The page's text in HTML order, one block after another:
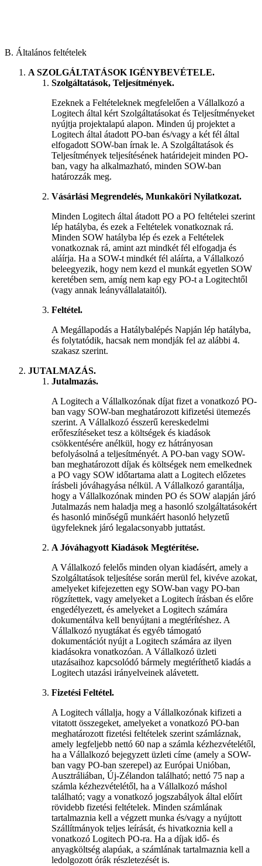
B. Általános feltételek
A SZOLGÁLTATÁSOK IGÉNYBEVÉTELE.
Szolgáltatások, Teljesítmények.
Ezeknek a Feltételeknek megfelelően a Vállalkozó a
Logitech által kért Szolgáltatásokat és Teljesítményeket
nyújtja projektalapú alapon. Minden új projektet a
Logitech által átadott PO-ban és/vagy a két fél által
elfogadott SOW-ban írnak le. A Szolgáltatások és
Teljesítmények teljesítésének határidejeit minden PO-
ban, vagy ha alkalmazható, minden SOW-ban
határozzák meg.
Vásárlási Megrendelés, Munkaköri Nyilatkozat.
Minden Logitech által átadott PO a PO feltételei szerint
lép hatályba, és ezek a Feltételek vonatkoznak rá.
Minden SOW hatályba lép és ezek a Feltételek
vonatkoznak rá, amint azt mindkét fél elfogadja és
aláírja. Ha a SOW-t mindkét fél aláírta, a Vállalkozó
beleegyezik, hogy nem kezd el munkát egyetlen SOW
keretében sem, amíg nem kap egy PO-t a Logitechtől
(vagy annak leányvállalataitól).
Feltétel.
A Megállapodás a Hatálybalépés Napján lép hatályba,
és folytatódik, hacsak nem mondják fel az alábbi 4.
szakasz szerint.
JUTALMAZÁS.
Jutalmazás.
A Logitech a Vállalkozónak díjat fizet a vonatkozó PO-
ban vagy SOW-ban meghatározott kifizetési ütemezés
szerint. A Vállalkozó ésszerű kereskedelmi
erőfeszítéseket tesz a költségek és kiadások
csökkentésére anélkül, hogy ez hátrányosan
befolyásolná a teljesítményét. A PO-ban vagy SOW-
ban meghatározott díjak és költségek nem emelkednek
a PO vagy SOW időtartama alatt a Logitech előzetes
írásbeli jóváhagyása nélkül. A Vállalkozó garantálja,
hogy a Vállalkozónak minden PO és SOW alapján járó
Jutalmazás nem haladja meg a hasonló szolgáltatásokért
és hasonló minőségű munkáért hasonló helyzetű
ügyfeleknek járó legalacsonyabb juttatást.
A Jóváhagyott Kiadások Megtérítése.
A Vállalkozó felelős minden olyan kiadásért, amely a
Szolgáltatások teljesítése során merül fel, kivéve azokat,
amelyeket kifejezetten egy SOW-ban vagy PO-ban
rögzítettek, vagy amelyeket a Logitech írásban és előre
engedélyezett, és amelyeket a Logitech számára
dokumentálva kell benyújtani a megtérítéshez. A
Vállalkozó nyugtákat és egyéb támogató
dokumentációt nyújt a Logitech számára az ilyen
kiadásokra vonatkozóan. A Vállalkozó üzleti
utazásaihoz kapcsolódó bármely megtéríthető kiadás a
Logitech utazási irányelveinek alávetett.
Fizetési Feltétel.
A Logitech vállalja, hogy a Vállalkozónak kifizeti a
vitatott összegeket, amelyeket a vonatkozó PO-ban
meghatározott fizetési feltételek szerint számláznak,
amely legfeljebb nettó 60 nap a számla kézhezvételétől,
ha a Vállalkozó bejegyzett üzleti címe (amely a SOW-
ban vagy PO-ban szerepel) az Európai Unióban,
Ausztráliában, Új-Zélandon található; nettó 75 nap a
számla kézhezvételétől, ha a Vállalkozó máshol
található; vagy a vonatkozó jogszabályok által előírt
rövidebb fizetési feltételek. Minden számlának
tartalmaznia kell a végzett munka és/vagy a nyújtott
Szállítmányok teljes leírását, és hivatkoznia kell a
vonatkozó Logitech PO-ra. Ha a díjak idő- és
anyagköltség alapúak, a számlának tartalmaznia kell a
ledolgozott órák részletezését is.